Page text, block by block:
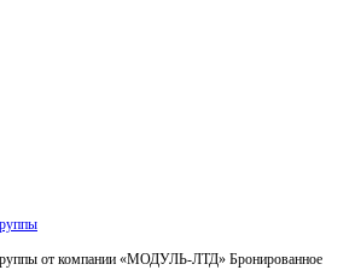
от компании «МОДУЛЬ-ЛТД» Бронированное